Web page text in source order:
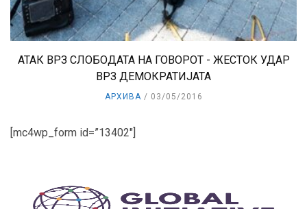
АТАК ВРЗ СЛОБОДАТА НА ГОВОРОТ - ЖЕСТОК УДАР
ВРЗ ДЕМОКРАТИЈАТА
АРХИВА 03/05/2016
[mc4wp_form id=”13402″]